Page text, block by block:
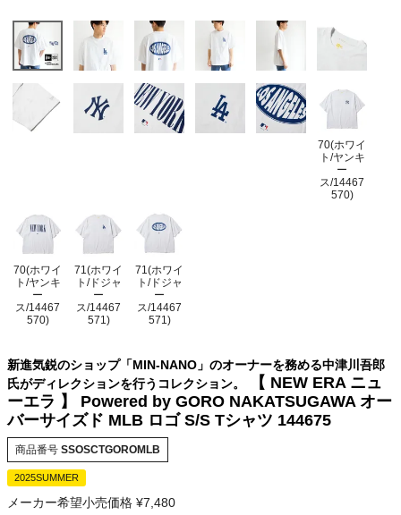
70(ホワイ
ト/ヤンキ
ー
ス/14467
570)
70(ホワイ
ト/ヤンキ
ー
ス/14467
570)
71(ホワイ
ト/ドジャ
ー
ス/14467
571)
71(ホワイ
ト/ドジャ
ー
ス/14467
571)
新進気鋭のショップ「MIN-NANO」のオーナーを務める中津川吾郎
氏がディレクションを行うコレクション。
【 NEW ERA ニュ
ーエラ 】 Powered by GORO NAKATSUGAWA オー
バーサイズド MLB ロゴ S/S Tシャツ 144675
商品番号 SSOSCTGOROMLB
2025SUMMER
メーカー希望小売価格 ¥7,480